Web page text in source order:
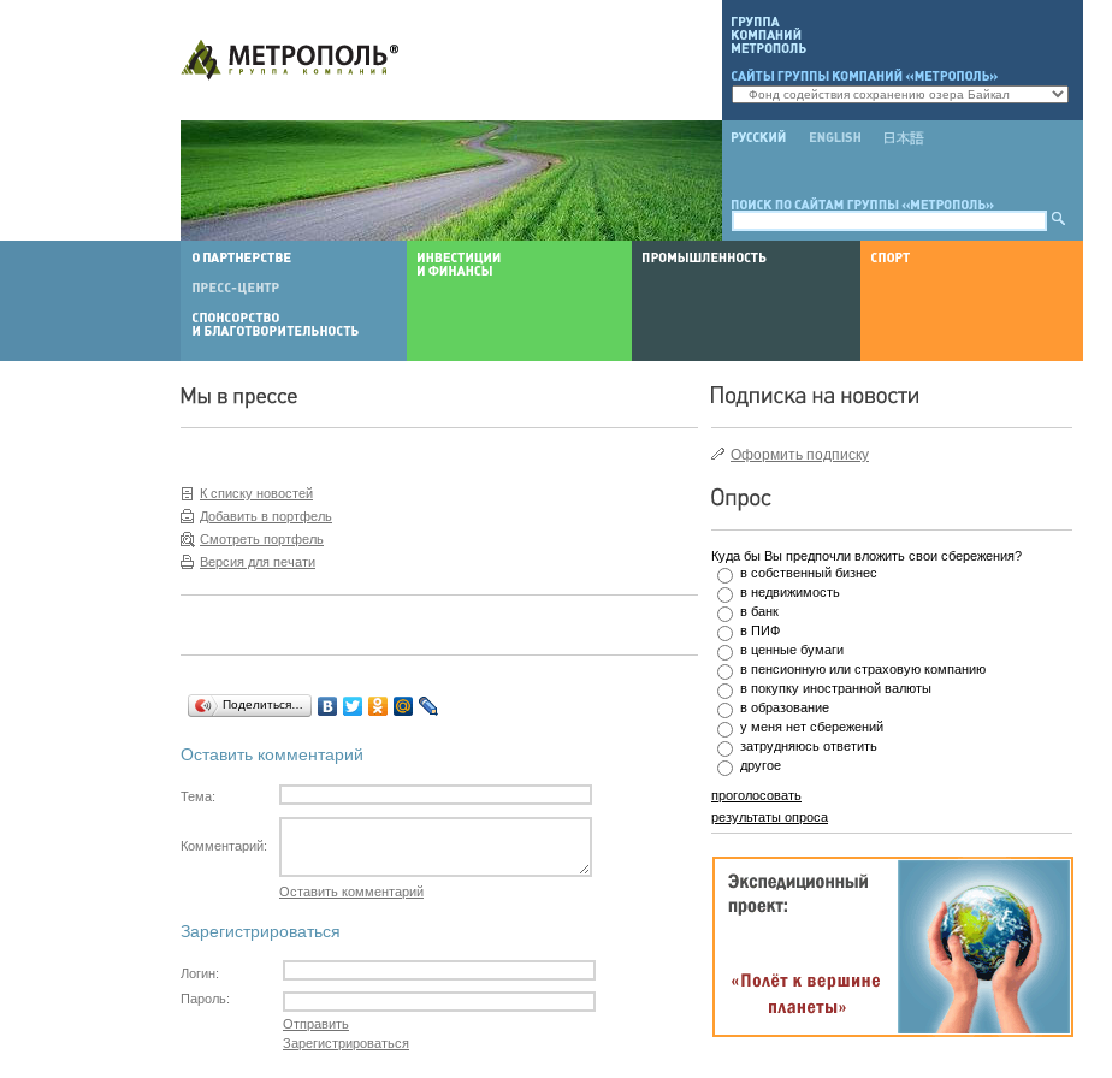
К списку новостей
Добавить в портфель
Смотреть портфель
Версия для печати
Поделиться…
Оставить комментарий
Тема:
Комментарий:
Оставить комментарий
Зарегистрироваться
Логин:
Пароль:
Отправить
Зарегистрироваться
Оформить подписку
Куда бы Вы предпочли вложить свои сбережения?
в собственный бизнес
в недвижимость
в банк
в ПИФ
в ценные бумаги
в пенсионную или страховую компанию
в покупку иностранной валюты
в образование
у меня нет сбережений
затрудняюсь ответить
другое
проголосовать
результаты опроса